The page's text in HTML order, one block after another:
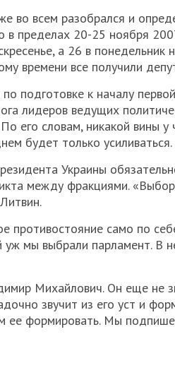
во всем разобрался и
в пределах 20-25 ноября
а 26 в
времени все получили
подготовке к началу
лидеров ведущих
его словам, никакой вины
будет только усиливаться.
Украины
между фракциями.
противостояние само по
мы выбрали парламент. В
Михайлович. Он еще не
звучит из его уст и
ее формировать. Мы